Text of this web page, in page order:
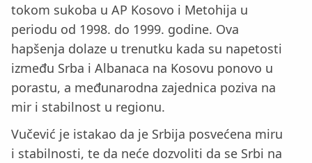
tokom sukoba u AP Kosovo i Metohija u
periodu od 1998. do 1999. godine. Ova
hapšenja dolaze u trenutku kada su napetosti
između Srba i Albanaca na Kosovu ponovo u
porastu, a međunarodna zajednica poziva na
mir i stabilnost u regionu.
Vučević je istakao da je Srbija posvećena miru
i stabilnosti, te da neće dozvoliti da se Srbi na